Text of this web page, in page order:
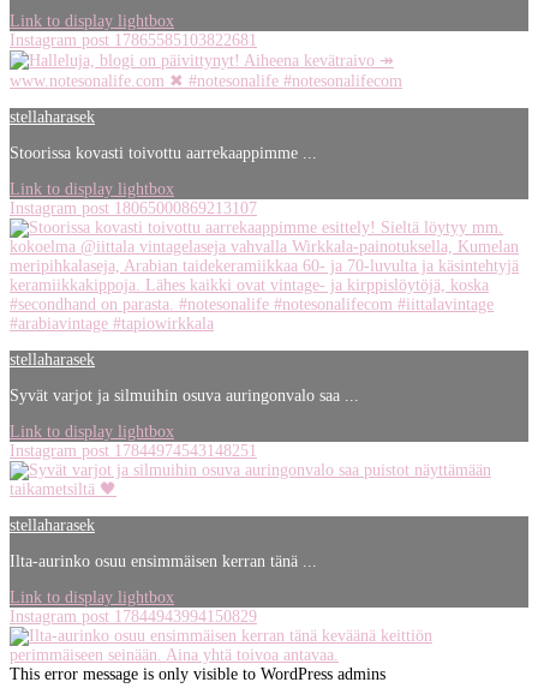
Link to display lightbox
Instagram post 17865585103822681
stellaharasek
Stoorissa kovasti toivottu aarrekaappimme ...
Link to display lightbox
Instagram post 18065000869213107
stellaharasek
Syvät varjot ja silmuihin osuva auringonvalo saa ...
Link to display lightbox
Instagram post 17844974543148251
stellaharasek
Ilta-aurinko osuu ensimmäisen kerran tänä ...
Link to display lightbox
Instagram post 17844943994150829
This error message is only visible to WordPress admins